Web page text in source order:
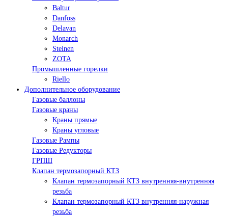
Baltur
Danfoss
Delavan
Monarch
Steinen
ZOTA
Промышленные горелки
Riello
Дополнительное оборудование
Газовые баллоны
Газовые краны
Краны прямые
Краны угловые
Газовые Рампы
Газовые Редукторы
ГРПШ
Клапан термозапорный КТЗ
Клапан термозапорный КТЗ внутренняя-внутренняя
резьба
Клапан термозапорный КТЗ внутренняя-наружная
резьба